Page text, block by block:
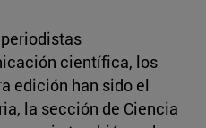
científica, los
edición han sido el
la sección de Ciencia